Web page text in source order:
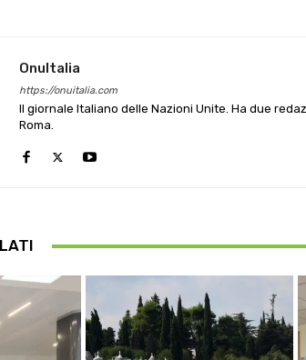
OnuItalia
https://onuitalia.com
Il giornale Italiano delle Nazioni Unite. Ha due
Roma.